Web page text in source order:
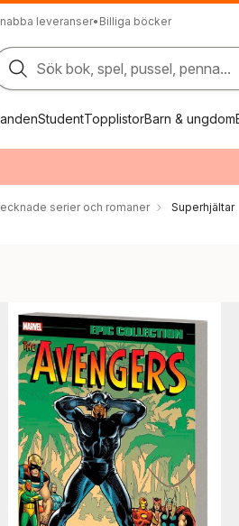
leveranser• Billiga böcker
Sök bok, spel, pussel, penna...
StudentTopplistorBarn & ungdom
serier och romaner Superhjältar